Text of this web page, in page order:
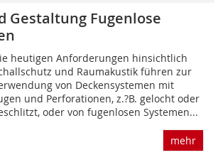
Gestaltung Fugenlose
heutigen Anforderungen hinsichtlich
und Raumakustik führen zur
von Deckensystemen mit
und Perforationen, z.?B. gelocht oder
oder von fugenlosen Systemen...
mehr